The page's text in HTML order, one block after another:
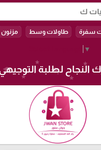
▼
سفرة طاولات وسط مزنون
النجاح لطلبة